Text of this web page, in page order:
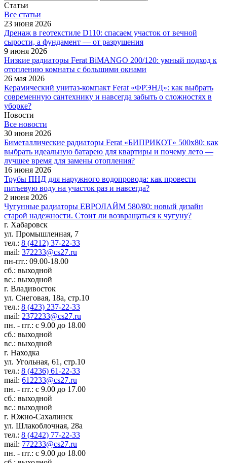
Статьи
Все cтатьи
23 июня 2026
Дренаж в геотекстиле D110: спасаем участок от вечной
сырости, а фундамент — от разрушения
9 июня 2026
Низкие радиаторы Ferat BiMANGO 200/120: умный подход к
отоплению комнаты с большими окнами
26 мая 2026
Керамический унитаз-компакт Ferat «ФРЭНД»: как выбрать
современную сантехнику и навсегда забыть о сложностях в
уборке?
Новости
Все новости
30 июня 2026
Биметаллические радиаторы Ferat «БИПРИКОТ» 500x80: как
выбрать идеальную батарею для квартиры и почему лето —
лучшее время для замены отопления?
16 июня 2026
Трубы ПНД для наружного водопровода: как провести
питьевую воду на участок раз и навсегда?
2 июня 2026
Чугунные радиаторы ЕВРОЛАЙМ 580/80: новый дизайн
старой надежности. Стоит ли возвращаться к чугуну?
г. Хабаровск
ул. Промышленная, 7
тел.: 8 (4212) 37-22-33
mail: 372233@cs27.ru
пн-пт.: 09.00-18.00
сб.: выходной
вс.: выходной
г. Владивосток
ул. Снеговая, 18а, стр.10
тел.: 8 (423) 237-22-33
mail: 2372233@cs27.ru
пн. - пт.: с 9.00 до 18.00
сб.: выходной
вс.: выходной
г. Находка
ул. Угольная, 61, стр.10
тел.: 8 (4236) 61-22-33
mail: 612233@cs27.ru
пн. - пт.: с 9.00 до 17.00
сб.: выходной
вс.: выходной
г. Южно-Сахалинск
ул. Шлакоблочная, 28а
тел.: 8 (4242) 77-22-33
mail: 772233@cs27.ru
пн. - пт.: с 9.00 до 18.00